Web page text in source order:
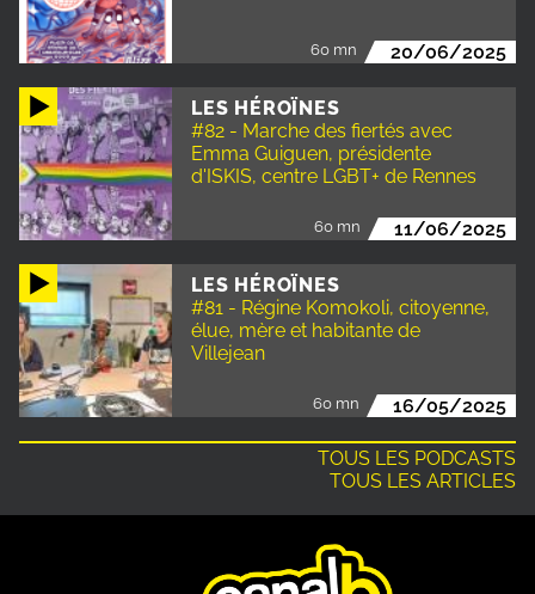
60 mn 20/06/2025
LES HÉROÏNES
#82 - Marche des fiertés avec
Emma Guiguen, présidente
d'ISKIS, centre LGBT+ de Rennes
60 mn 11/06/2025
LES HÉROÏNES
#81 - Régine Komokoli, citoyenne,
élue, mère et habitante de
Villejean
60 mn 16/05/2025
TOUS LES PODCASTS
TOUS LES ARTICLES